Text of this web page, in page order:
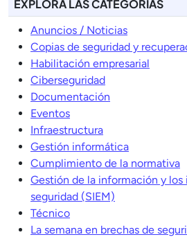
EXPLORA LAS CATEGORÍAS
Anuncios / Noticias
Copias de seguridad y
Habilitación empresarial
Ciberseguridad
Documentación
Eventos
Infraestructura
Gestión informática
Cumplimiento de la normativa
Gestión de la información y
seguridad (SIEM)
Técnico
La semana en brechas de